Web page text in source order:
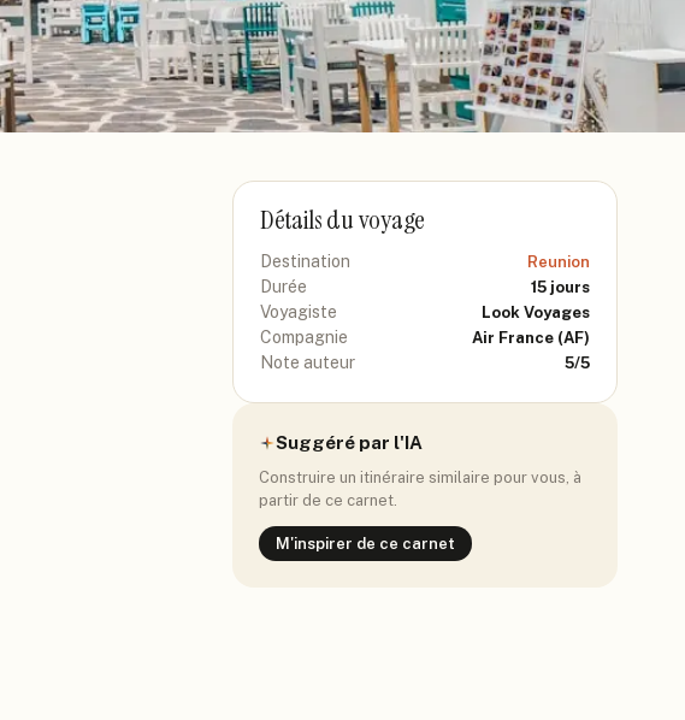
Détails du voyage
Destination Reunion
Durée 15 jours
Voyagiste Look Voyages
Compagnie Air France (AF)
Note auteur 5/5
Suggéré par l'IA
Construire un itinéraire similaire pour vous, à
partir de ce carnet.
M'inspirer de ce carnet